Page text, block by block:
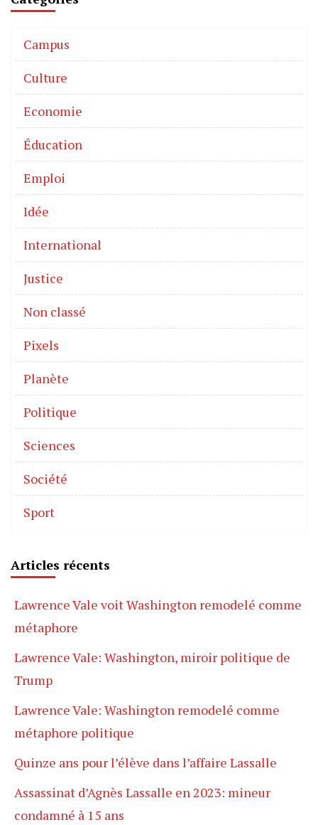
Campus
Culture
Economie
Éducation
Emploi
Idée
International
Justice
Non classé
Pixels
Planète
Politique
Sciences
Société
Sport
Articles récents
Lawrence Vale voit Washington remodelé comme
métaphore
Lawrence Vale: Washington, miroir politique de
Trump
Lawrence Vale: Washington remodelé comme
métaphore politique
Quinze ans pour l’élève dans l’affaire Lassalle
Assassinat d’Agnès Lassalle en 2023: mineur
condamné à 15 ans